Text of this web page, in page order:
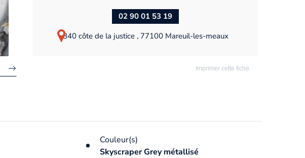
02 90 01 53 19
840 côte de la justice , 77100 Mareuil-les-meaux
Imprimer cette fiche
Couleur(s)
Skyscraper Grey métallisé